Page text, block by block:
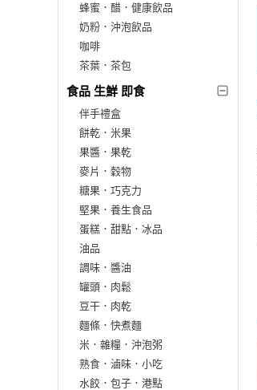
蜂蜜．醋．健康飲品
奶粉．沖泡飲品
咖啡
茶葉．茶包
食品 生鮮 即食
伴手禮盒
餅乾．米果
果醬．果乾
麥片．穀物
糖果．巧克力
堅果．養生食品
蛋糕．甜點．冰品
油品
調味．醬油
罐頭．肉鬆
豆干．肉乾
麵條．快煮麵
米．雜糧．沖泡粥
熟食．滷味．小吃
水餃．包子．港點